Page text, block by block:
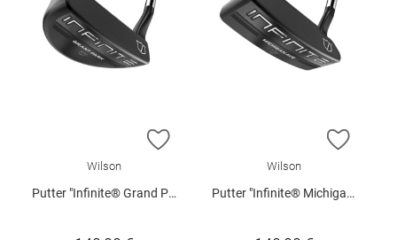
ZUR WUNSCHLISTE HINZUFÜGEN
Wilson
Putter "Infinite® Grand Park™"
ZUR
Wilson
Putter "Infinite® Michigan Aventue®"